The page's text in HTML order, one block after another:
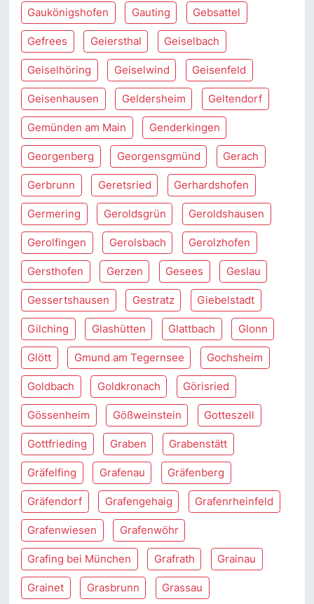
Gaukönigshofen Gauting Gebsattel
Gefrees Geiersthal Geiselbach
Geiselhöring Geiselwind Geisenfeld
Geisenhausen Geldersheim Geltendorf
Gemünden am Main Genderkingen
Georgenberg Georgensgmünd Gerach
Gerbrunn Geretsried Gerhardshofen
Germering Geroldsgrün Geroldshausen
Gerolfingen Gerolsbach Gerolzhofen
Gersthofen Gerzen Gesees Geslau
Gessertshausen Gestratz Giebelstadt
Gilching Glashütten Glattbach Glonn
Glött Gmund am Tegernsee Gochsheim
Goldbach Goldkronach Görisried
Gössenheim Gößweinstein Gotteszell
Gottfrieding Graben Grabenstätt
Gräfelfing Grafenau Gräfenberg
Gräfendorf Grafengehaig Grafenrheinfeld
Grafenwiesen Grafenwöhr
Grafing bei München Grafrath Grainau
Grainet Grasbrunn Grassau